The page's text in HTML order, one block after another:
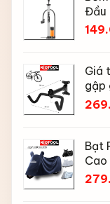
Đầu
Giá
gập
mũ
Bạt
Cao